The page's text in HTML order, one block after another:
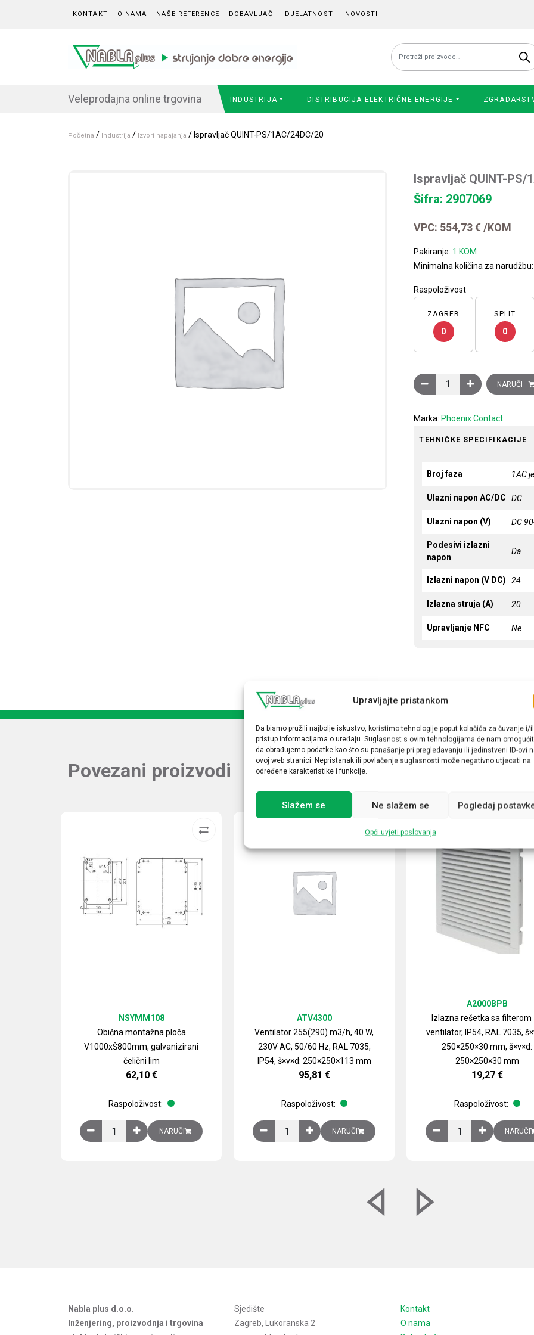
Upravljajte pristankom
Da bismo pružili najbolje iskustvo, koristimo tehnologije poput kolačića za čuvanje i/
pristup informacijama o uređaju. Suglasnost s ovim tehnologijama će nam
da obrađujemo podatke kao što su ponašanje pri pregledavanju ili jedinstveni ID-ovi
ovoj web stranici. Nepristanak ili povlačenje suglasnosti može negativno utjecati na
određene karakteristike i funkcije.
Slažem se Ne slažem se Pogledaj
Opći uvjeti poslovanja
KONTAKT O NAMA NAŠE REFERENCE DOBAVLJAČI DJELATNOSTI NOVOSTI
Pretraži:
Veleprodajna online trgovina INDUSTRIJA DISTRIBUCIJA ELEKTRIČNE ENERGIJE
Početna / Industrija / Izvori napajanja / Ispravljač QUINT-PS/1AC/24DC/20
Ispravljač QUINT-PS/
Šifra: 2907069
VPC: 554,73€ /KOM
Pakiranje: 1 KOM
Minimalna količina za narudžbu:
Raspoloživost
ZAGREB
0
SPLIT
0
Ispravljač QUINT-PS/
NARUČI
Marka: Phoenix Contact
TEHNIČKE SPECIFIKACIJE
Broj faza 1AC
Ulazni napon AC/DC DC
Ulazni napon (V) DC
Podesivi izlazni
napon
Da
Izlazni napon (V DC) 24
Izlazna struja (A) 20
Upravljanje NFC Ne
Povezani proizvodi
Obična montažna ploča
V1000xŠ800mm, galvanizirani
čelični lim
NSYMM108
62,10 €
Raspoloživost:
Obična montažna ploča V1000xŠ800mm, galvanizirani čelični lim količina
NARUČI
Ventilator 255(290) m3/h, 40 W,
230V AC, 50/60 Hz, RAL 7035,
IP54, š×v×d: 250×250×113 mm
ATV4300
95,81 €
Raspoloživost:
Ventilator 255(290) m3/h, 40 W, 230V AC, 50/60 Hz, RAL 7035,
NARUČI
Izlazna rešetka sa filterom
ventilator, IP54, RAL 7035,
250×250×30 mm, š×v×d:
250×250×30 mm
A2000BPB
19,27 €
Raspoloživost:
Izlazna rešetka saNARUČI
Nabla plus d.o.o.
Inženjering, proizvodnja i trgovina
Sjedište
Zagreb, Lukoranska 2
Kontakt
O nama